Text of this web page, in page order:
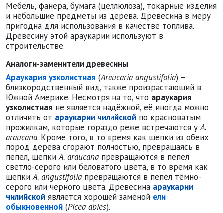
Мебель, фанера, бумага (целлюлоза), токарные изделия
и небольшие предметы из дерева. Древесина в меру
пригодна для использования в качестве топлива.
Древесину этой араукарии используют в
строительстве.
Аналоги-заменители древесины
Араукария узколистная (Araucaria angustifolia) –
близкородственный вид, также произрастающий в
Южной Америке. Несмотря на то, что араукария
узколистная не является надёжной, её иногда можно
отличить от араукарии чилийской по красноватым
прожилкам, которые гораздо реже встречаются уA.
araucana. Кроме того, в то время как щепки из обеих
пород дерева сгорают полностью, превращаясь в
пепел, щепкиA. araucana превращаются в пепел
светло-серого или беловатого цвета, в то время как
щепкиA. angustifolia превращаются в пепел тёмно-
серого или чёрного цвета. Древесина араукарии
чилийской является хорошей заменой ели
обыкновенной (Picea abies).